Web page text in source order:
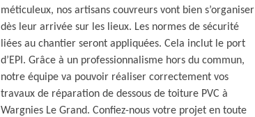
méticuleux, nos artisans couvreurs vont bien s’organiser
dès leur arrivée sur les lieux. Les normes de sécurité
liées au chantier seront appliquées. Cela inclut le port
d’EPI. Grâce à un professionnalisme hors du commun,
notre équipe va pouvoir réaliser correctement vos
travaux de réparation de dessous de toiture PVC à
Wargnies Le Grand. Confiez-nous votre projet en toute